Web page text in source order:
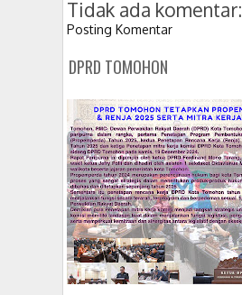
Tidak ada komentar:
Posting Komentar
DPRD TOMOHON